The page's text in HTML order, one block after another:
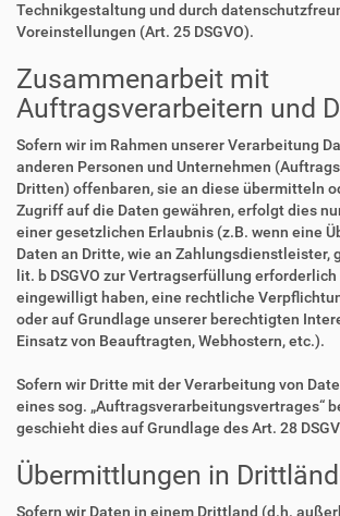
Technikgestaltung und durch
Voreinstellungen (Art. 25 DSGVO).
Zusammenarbeit mit
Auftragsverarbeitern und
Sofern wir im Rahmen unserer Verarbeitung
anderen Personen und Unternehmen
Dritten) offenbaren, sie an diese übermitteln
Zugriff auf die Daten gewähren, erfolgt dies
einer gesetzlichen Erlaubnis (z.B. wenn eine
Daten an Dritte, wie an Zahlungsdienstleister,
lit. b DSGVO zur Vertragserfüllung erforderlich
eingewilligt haben, eine rechtliche
oder auf Grundlage unserer berechtigten
Einsatz von Beauftragten, Webhostern, etc.).
Sofern wir Dritte mit der Verarbeitung von
eines sog. „Auftragsverarbeitungsvertrages“
geschieht dies auf Grundlage des Art. 28
Übermittlungen in
Sofern wir Daten in einem Drittland (d.h.